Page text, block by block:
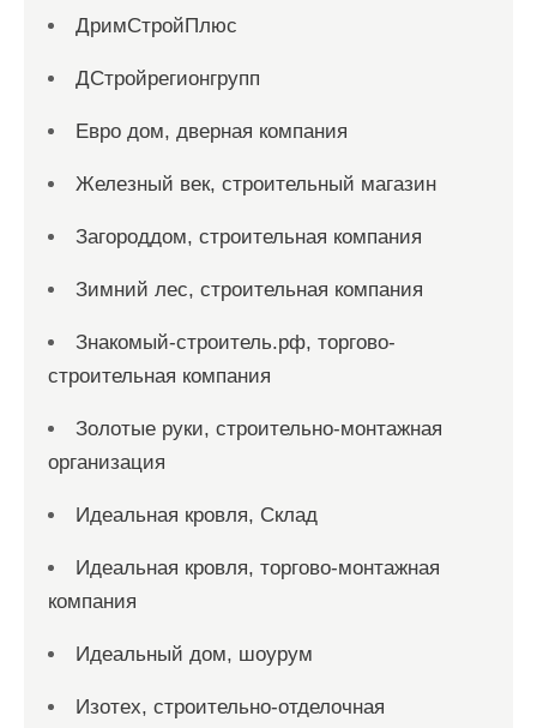
ДримСтройПлюс
ДСтройрегионгрупп
Евро дом, дверная компания
Железный век, строительный магазин
Загороддом, строительная компания
Зимний лес, строительная компания
Знакомый-строитель.рф, торгово-
строительная компания
Золотые руки, строительно-монтажная
организация
Идеальная кровля, Склад
Идеальная кровля, торгово-монтажная
компания
Идеальный дом, шоурум
Изотех, строительно-отделочная